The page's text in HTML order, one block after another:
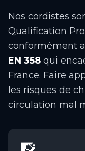
Nos cordistes
Qualification
conformément
EN 358 qui
France. Faire
les risques de
circulation mal